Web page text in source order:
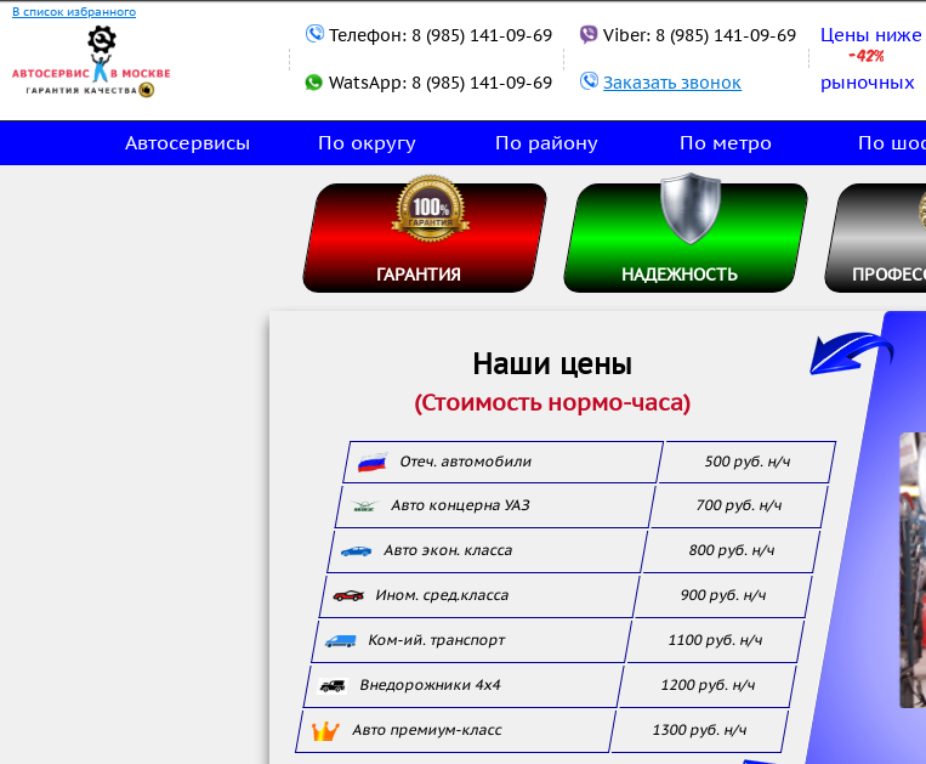
В список избранного
Телефон:8 (985) 141-09-69
WatsApp:8 (985) 141-09-69
Viber: 8 (985) 141-09-69
Заказать звонок
Цены ниже
рыночных
Автосервисы По округу По району По метро По
ГАРАНТИЯ НАДЕЖНОСТЬ
Наши цены
(Стоимость нормо-часа)
Отеч. автомобили 500 руб. н/ч
Авто концерна УАЗ 700 руб. н/ч
Авто экон. класса 800 руб. н/ч
Ином. сред.класса 900 руб. н/ч
Ком-ий. транспорт 1100 руб. н/ч
Внедорожники 4x4 1200 руб. н/ч
Авто премиум-класс 1300 руб. н/ч